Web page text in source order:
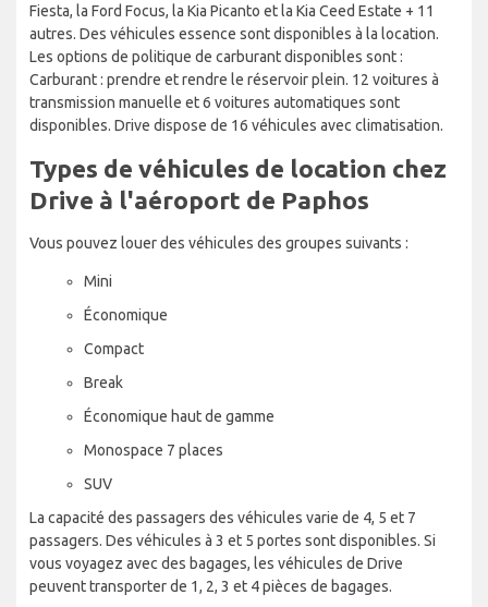
Fiesta, la Ford Focus, la Kia Picanto et la Kia Ceed Estate + 11
autres. Des véhicules essence sont disponibles à la location.
Les options de politique de carburant disponibles sont :
Carburant : prendre et rendre le réservoir plein. 12 voitures à
transmission manuelle et 6 voitures automatiques sont
disponibles. Drive dispose de 16 véhicules avec climatisation.
Types de véhicules de location chez
Drive à l'aéroport de Paphos
Vous pouvez louer des véhicules des groupes suivants :
Mini
Économique
Compact
Break
Économique haut de gamme
Monospace 7 places
SUV
La capacité des passagers des véhicules varie de 4, 5 et 7
passagers. Des véhicules à 3 et 5 portes sont disponibles. Si
vous voyagez avec des bagages, les véhicules de Drive
peuvent transporter de 1, 2, 3 et 4 pièces de bagages.